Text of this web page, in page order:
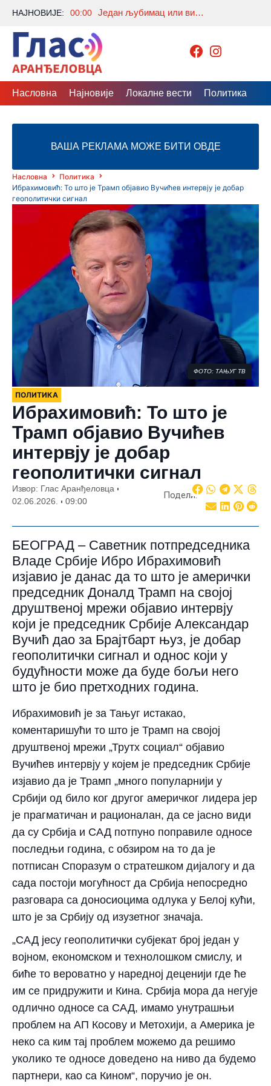
НАЈНОВИЈЕ: 00:00 Један љубимац или више њих? Како ускладити пса, мачку и друге животиње у истом дому
Насловна Најновије Локалне вести Политика
ВАША РЕКЛАМА МОЖЕ БИТИ ОВДЕ
Насловна
Политика
Ибрахимовић: То што је Трамп објавио Вучићев интервју је добар
геополитички сигнал
ФОТО: ТАЊУГ ТВ
ПОЛИТИКА
Ибрахимовић: То што је
Трамп објавио Вучићев
интервју је добар
геополитички сигнал
Извор: Глас Аранђеловца
02.06.2026.
09:00
Подели:
БЕОГРАД – Саветник потпредседника
Владе Србије Ибро Ибрахимовић
изјавио је данас да то што је амерички
председник Доналд Трамп на својој
друштвеној мрежи објавио интервју
који је председник Србије Александар
Вучић дао за Брајтбарт њуз, је добар
геополитички сигнал и однос који у
будућности може да буде бољи него
што је био претходних година.
Ибрахимовић је за Тањуг истакао,
коментаришући то што је Трамп на својој
друштвеној мрежи „Трутх социал“ објавио
Вучићев интервју у којем је председник Србије
изјавио да је Трамп „много популарнији у
Србији од било ког другог америчког лидера јер
је прагматичан и рационалан, да се јасно види
да су Србија и САД потпуно поправиле односе
последњи година, с обзиром на то да је
потписан Споразум о стратешком дијалогу и да
сада постоји могућност да Србија непосредно
разговара са доносиоцима одлука у Белој кући,
што је за Србију од изузетног значаја.
„САД јесу геополитички субјекат број један у
војном, економском и технолошком смислу, и
биће то вероватно у наредној деценији где ће
им се придружити и Кина. Србија мора да негује
одлично односе са САД, имамо унутрашњи
проблем на АП Косову и Метохији, а Америка је
неко са ким тај проблем можемо да решимо
уколико те односе доведено на ниво да будемо
партнери, као са Кином“, поручио је он.